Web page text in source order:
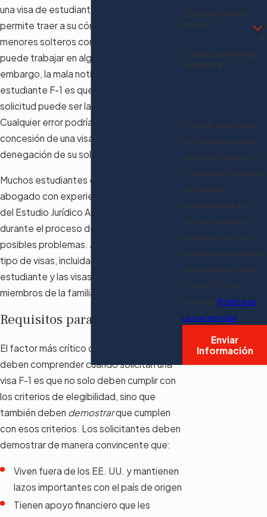
una visa de estudiante F-1 es que le
permite traer a su cónyuge e hijos
menores solteros con visas F-2. También
puede trabajar en algunas situaciones. Sin
embargo, la mala noticia sobre una visa de
estudiante F-1 es que el proceso de
solicitud puede ser largo y exigente.
Cualquier error podría retrasar la
concesión de una visa o resultar en la
denegación de su solicitud.
Muchos estudiantes eligen trabajar con un
abogado con experiencia en inmigración
del Estudio Jurídico American Dream®™
durante el proceso de solicitud para evitar
posibles problemas. Ayudamos con todo
tipo de visas, incluidas las visas de
estudiante y las visas asociadas para
miembros de la familia.
Requisitos para una visa F-1
El factor más crítico que los estudiantes
deben comprender cuando solicitan una
visa F-1 es que no solo deben cumplir con
los criterios de elegibilidad, sino que
también deben demostrarque cumplen
con esos criterios. Los solicitantes deben
demostrar de manera convincente que:
Viven fuera de los EE. UU. y mantienen
lazos importantes con el país de origen
Tienen apoyo financiero que les
¿Eres un cliente
nuevo?
*Como podemos
ayudarte?
Al enviar, acepta ser
contactado acerca
de su solicitud y otra
información utilizando
tecnología
automatizada. La
frecuencia de los
mensajes varía. Se
pueden aplicar tarifas
de mensajes y datos.
Envía STOP para
cancelar. Política de
uso aceptable
Enviar
Información